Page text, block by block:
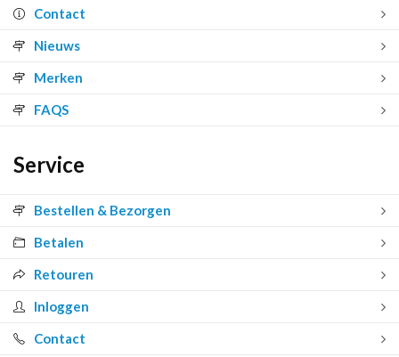
Contact
Nieuws
Merken
FAQS
Service
Bestellen & Bezorgen
Betalen
Retouren
Inloggen
Contact